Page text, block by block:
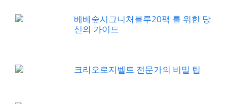
베베숲시그니처블루20팩 를 위한 당
신의 가이드
크리오로지벨트 전문가의 비밀 팁